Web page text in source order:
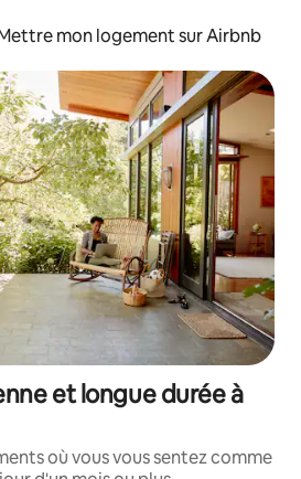
mon logement sur Airbnb
et longue durée à
où vous vous sentez comme